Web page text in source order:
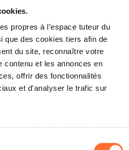
propres à l’espace tuteur du
que des cookies tiers afin de
du site, reconnaître votre
contenu et les annonces en
offrir des fonctionnalités
et d'analyser le trafic sur
mets de salades sous
techniques adaptés
les règles d’hygiène